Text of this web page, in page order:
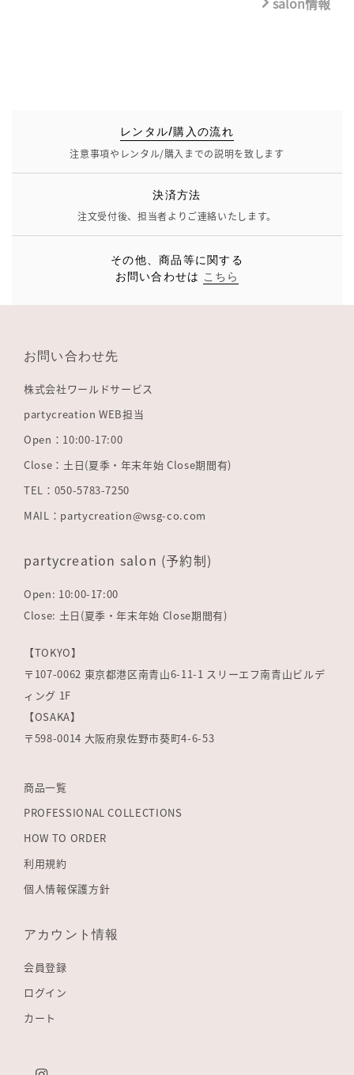
レンタル/購入の流れ
注意事項やレンタル/購入までの説明を致します
決済方法
注文受付後、担当者よりご連絡いたします。
その他、商品等に関する
お問い合わせは こちら
お問い合わせ先
株式会社ワールドサービス
partycreation WEB担当
Open：10:00-17:00
Close：土日(夏季・年末年始 Close期間有)
TEL：050-5783-7250
MAIL：partycreation@wsg-co.com
partycreation salon (予約制)
Open: 10:00-17:00
Close: 土日(夏季・年末年始 Close期間有)
【TOKYO】
〒107-0062 東京都港区南青山6-11-1 スリーエフ南青山ビルデ
ィング 1F
【OSAKA】
〒598-0014 大阪府泉佐野市葵町4-6-53
商品一覧
PROFESSIONAL COLLECTIONS
HOW TO ORDER
利用規約
個人情報保護方針
アカウント情報
会員登録
ログイン
カート